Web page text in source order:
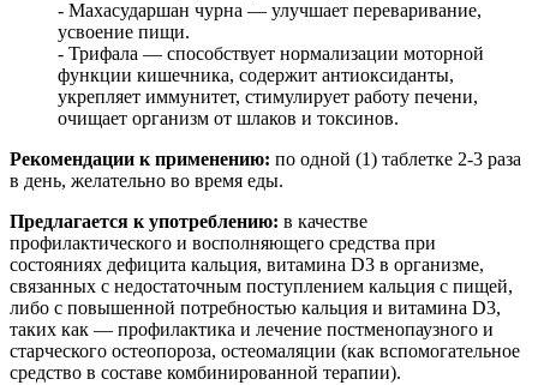
- Махасударшан чурна — улучшает переваривание,
усвоение пищи.
- Трифала — способствует нормализации моторной
функции кишечника, содержит антиоксиданты,
укрепляет иммунитет, стимулирует работу печени,
очищает организм от шлаков и токсинов.
Рекомендации к применению: по одной (1) таблетке 2-3 раза
в день, желательно во время еды.
Предлагается к употреблению: в качестве
профилактического и восполняющего средства при
состояниях дефицита кальция, витамина D3 в организме,
связанных с недостаточным поступлением кальция с пищей,
либо с повышенной потребностью кальция и витамина D3,
таких как — профилактика и лечение постменопаузного и
старческого остеопороза, остеомаляции (как вспомогательное
средство в составе комбинированной терапии).